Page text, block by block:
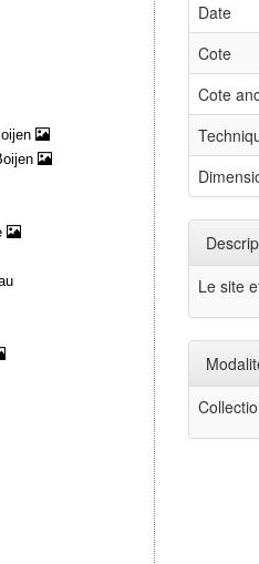
Date
Cote
Cote
Le site